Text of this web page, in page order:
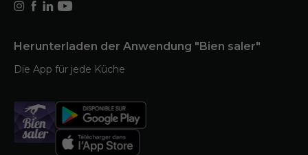
Herunterladen der Anwendung "Bien saler"
Die App für jede Küche